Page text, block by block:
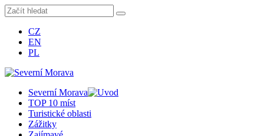
CZ
EN
PL
Severní Morava
TOP 10 míst
Turistické oblasti
Zážitky